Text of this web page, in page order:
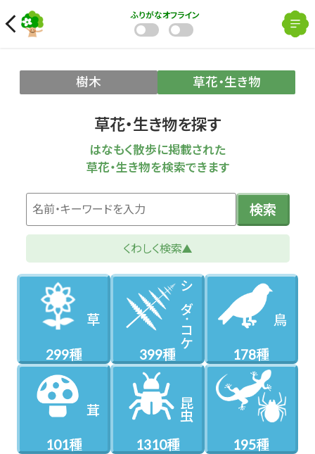
ふりがなオフライン
樹木 草花・生き物
草花・生き物を探す
はなもく散歩に掲載された
草花・生き物を検索できます
検索
くわしく検索
草
299種
シダ
コケ
399種
鳥
178種
茸
101種
昆虫
1310種 195種